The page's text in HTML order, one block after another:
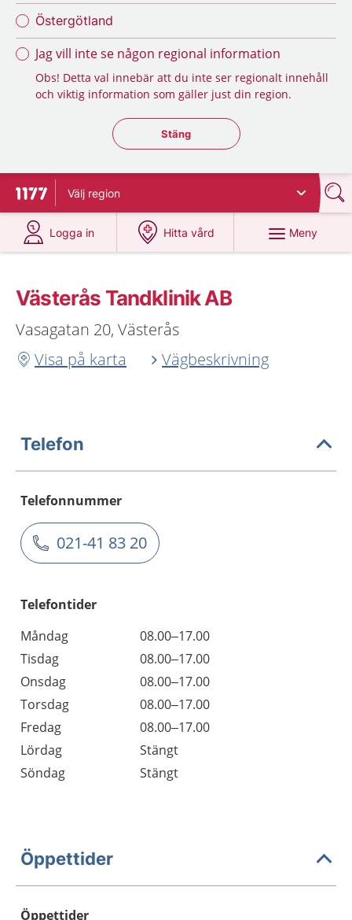
Östergötland
Jag vill inte se någon regional information
Obs! Detta val innebär att du inte ser regionalt innehåll
och viktig information som gäller just din region.
Stäng regionsväljaren
Stäng
Till startsidan för 1177
Välj region
Logga in
på 1177.se
Hitta vård
på 1177.se
Meny
Västerås Tandklinik AB
Vasagatan 20, Västerås
Visa på karta
Vägbeskrivning
Telefon
Telefonnummer
021-41 83 20
Telefontider
Måndag
08.00–17.00
Tisdag
08.00–17.00
Onsdag
08.00–17.00
Torsdag
08.00–17.00
Fredag
08.00–17.00
Lördag
Stängt
Söndag
Stängt
Öppettider
Öppettider